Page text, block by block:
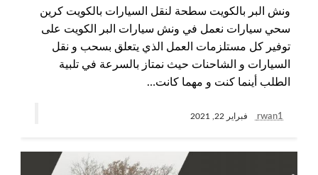
ونش البر بالكويت سطحة لنقل السيارات بالكويت كرين
سحي سيارات نعمل في ونش سيارات البر الكويت على
توفير كل مستلزمات العمل الذي يتعلق بسحب و نقل
السيارات و الشاحنات حيث نمتاز بالسرعة في تلبية
الطلب أينما كنت و مهما كانت…
rwan1 فبراير 22, 2021